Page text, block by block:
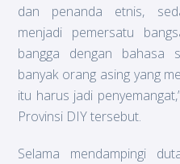
dan penanda etnis,
menjadi pemersatu
bangga dengan bahasa
banyak orang asing yang
itu harus jadi
Provinsi DIY tersebut.
Selama mendampingi